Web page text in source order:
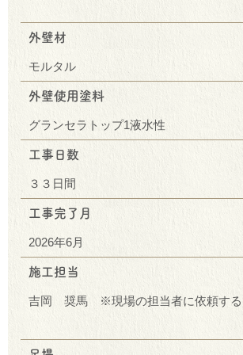
外壁材
モルタル
外壁使用塗料
グランセラトップ1液水性
工事日数
３３日間
工事完了月
2026年6月
施工担当
吉岡 奨馬 ※現場の担当者に依頼する